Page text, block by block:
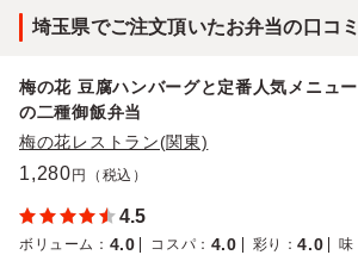
も秀逸でした！
東京都千代田区大手町2023/03/24
埼玉県でご注文頂いたお弁当の口コミ
梅の花 豆腐ハンバーグと定番人気メニュー
の二種御飯弁当
梅の花レストラン(関東)
1,280円（税込）
4.5
ボリューム ： 4.0 コスパ ： 4.0 彩り ：4.0 味